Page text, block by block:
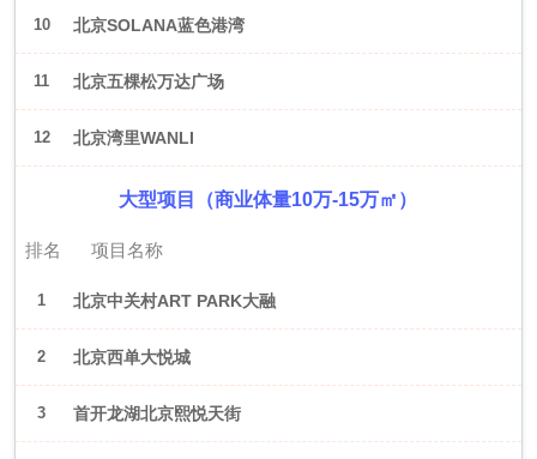
10 北京SOLANA蓝色港湾
11 北京五棵松万达广场
12 北京湾里WANLI
大型项目（商业体量10万-15万㎡）
排名 项目名称
1 北京中关村ART PARK大融
城
2 北京西单大悦城
3 首开龙湖北京熙悦天街